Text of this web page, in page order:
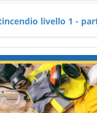
livello 1 -